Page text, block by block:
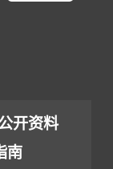
开资料
南